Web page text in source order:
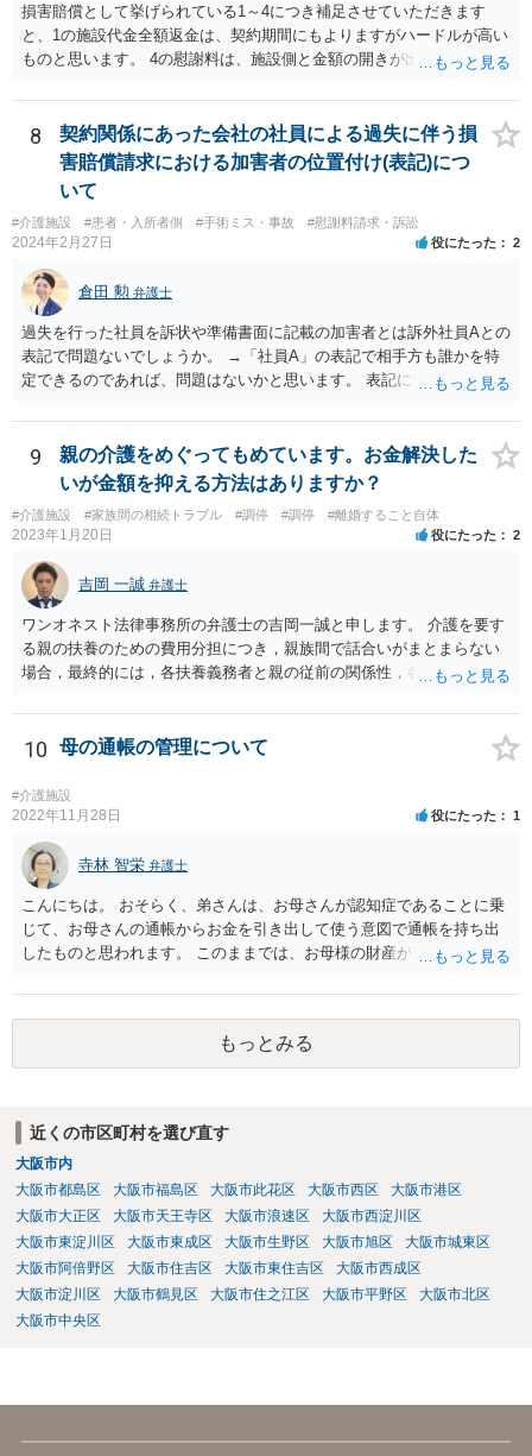
損害賠償として挙げられている1～4につき補足させていただきます
と、1の施設代金全額返金は、契約期間にもよりますがハードルが高い
ものと思います。 4の慰謝料は、施設側と金額の開きが出やすい部分
付添にかかる費用も請求額に含めるべきかと思います。
8
契約関係にあった会社の社員による過失に伴う損
害賠償請求における加害者の位置付け(表記)につ
いて
#介護施設 #患者・入所者側 #手術ミス・事故 #慰謝料請求・訴訟
2024年2月27日 役にたった 2
倉田 勲 弁護士
過失を行った社員を訴状や準備書面に記載の加害者とは訴外社員Aとの
表記で問題ないでしょうか。 →「社員A」の表記で相手方も誰かを特
定できるのであれば、問題はないかと思います。 表記について問題が
それに従ってください。
9
親の介護をめぐってもめています。お金解決した
いが金額を抑える方法はありますか？
#介護施設 #家族間の相続トラブル #調停 #調停 #離婚すること自体
2023年1月20日 役にたった 2
吉岡 一誠 弁護士
ワンオネスト法律事務所の弁護士の吉岡一誠と申します。 介護を要す
る親の扶養のための費用分担につき，親族間で話合いがまとまらない
場合，最終的には，各扶養義務者と親の従前の関係性，各扶養義務者
します（審判）。審判においては，相談者様と弟，叔父，そして離婚
成立前であればお父様も必ず当事者として申立をすることになりま
す。 相談者様ができる限り負担額を低減させたい場合は，従前より親
と別居して関係が疎遠であったこと（弟比べて親から経済的に支えて
もらった程度が低いようならその旨も）や，現在の日常生活における
収支状況として余剰が少ないことなどを，できる限り客観的な資料を
示しつつ主張立証することが望ましいでしょう。 裁判上，分担すべき
介護費については，平均的な金額が定められるので，他の扶養義務者
が過度に高額な費用をかけようとしているなら，過剰な部分について
相談者様が支払う必要はないでしょう。 なお，その他挙げていただい
たような事情は，一般的に介護費等の分担割合を定める上で考慮され
10 母の通帳の管理について
#介護施設
2022年11月28日 役にたった 1
寺林 智栄 弁護士
こんにちは。 おそらく、弟さんは、お母さんが認知症であることに乗
じて、お母さんの通帳からお金を引き出して使う意図で通帳を持ち出
したものと思われます。 このままでは、お母様の財産が逸出するのを
って通帳とカードの盗難届を出し、新たに通帳とカードを発行しても
らうことです。 そして、貸金庫に預けるなどして弟さんが使えないよ
うにするのが良いでしょう。 また、成年後見の申立をして通帳を後見
人が管理できるようにすることも必要かと思います。 この点について
もっとみる
近くの市区町村を選び直す
大阪市内
大阪市都島区
大阪市福島区 大阪市此花区 大阪市西区
大阪市港区
大阪市大正区
大阪市天王寺区 大阪市浪速区
大阪市西淀川区
大阪市東淀川区
大阪市東成区 大阪市生野区 大阪市旭区
大阪市城東区
大阪市阿倍野区
大阪市住吉区 大阪市東住吉区
大阪市西成区
大阪市淀川区
大阪市鶴見区 大阪市住之江区 大阪市平野区
大阪市北区
大阪市中央区